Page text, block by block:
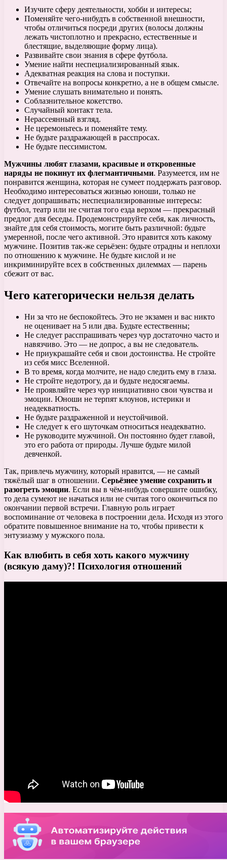
Изучите сферу деятельности, хобби и интересы;
Поменяйте чего-нибудть в собственной внешности,
чтобы отличиться посреди других (волосы должны
лежать чистоплотно и прекрасно, естественные и
блестящие, выделяющие форму лица).
Развивайте свои знания в сфере футбола.
Умение найти неспециализированный язык.
Адекватная реакция на слова и поступки.
Отвечайте на вопросы конкретно, а не в общем смысле.
Умение слушать внимательно и понять.
Соблазнительное кокетство.
Случайный контакт тела.
Нерассеянный взгляд.
Не церемоньтесь и поменяйте тему.
Не будьте раздражающей в расспросах.
Не будьте пессимистом.
Мужчины любят глазами, красивые и откровенные
наряды не покинут их флегмантичными. Разумеется, им не
понравится женщина, которая не сумеет поддержать разговор.
Необходимо интересоваться жизнью юноши, только не
следует допрашивать; неспециализированные интересы:
футбол, театр или не считая того езда верхом — прекрасный
предлог для беседы. Продемонстрируйте себя, как личность,
знайте для себя стоимость, могите быть различной: будьте
умеренной, после чего активной. Это нравится хоть какому
мужчине. Позитив так-же серьёзен: будьте отрадны и неплохи
по отношению к мужчине. Не будьте кислой и не
инкриминируйте всех в собственных дилеммах — парень
сбежит от вас.
Чего категорически нельзя делать
Ни за что не беспокойтесь. Это не экзамен и вас никто
не оценивает на 5 или два. Будьте естественны;
Не следует расспрашивать через чур достаточно часто и
навязчиво. Это — не допрос, а вы не следователь.
Не приукрашайте себя и свои достоинства. Не стройте
из себя мисс Вселенной.
В то время, когда молчите, не надо следить ему в глаза.
Не стройте недотрогу, да и будьте недосягаемы.
Не проявляйте через чур инициативно свои чувства и
эмоции. Юноши не терпят клоунов, истерики и
неадекватность.
Не будьте раздраженной и неустойчивой.
Не следует к его шуточкам относиться неадекватно.
Не руководите мужчиной. Он постоянно будет главой,
это его работа от природы. Лучше будьте милой
девченкой.
Так, привлечь мужчину, который нравится, — не самый
тяжёлый шаг в отношении. Серьёзнее умение сохранить и
разогреть эмоции. Если вы в чём-нибудь совершите ошибку,
то дела сумеют не начаться или не считая того окончиться по
окончании первой встречи. Главную роль играет
воспоминание от человека в построении дела. Исходя из этого
обратите повышенное внимание на то, чтобы привести к
энтузиазму у мужского пола.
Как влюбить в себя хоть какого мужчину
(всякую даму)?! Психология отношений